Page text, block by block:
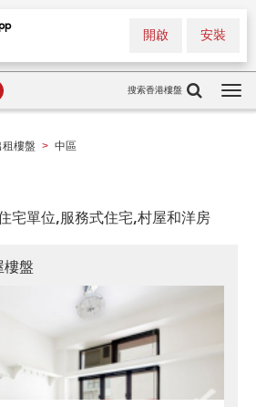
安裝
開啟
搜索香港樓盤
樓盤 > 中區
宅單位,服務式住宅,村屋和洋房
盤